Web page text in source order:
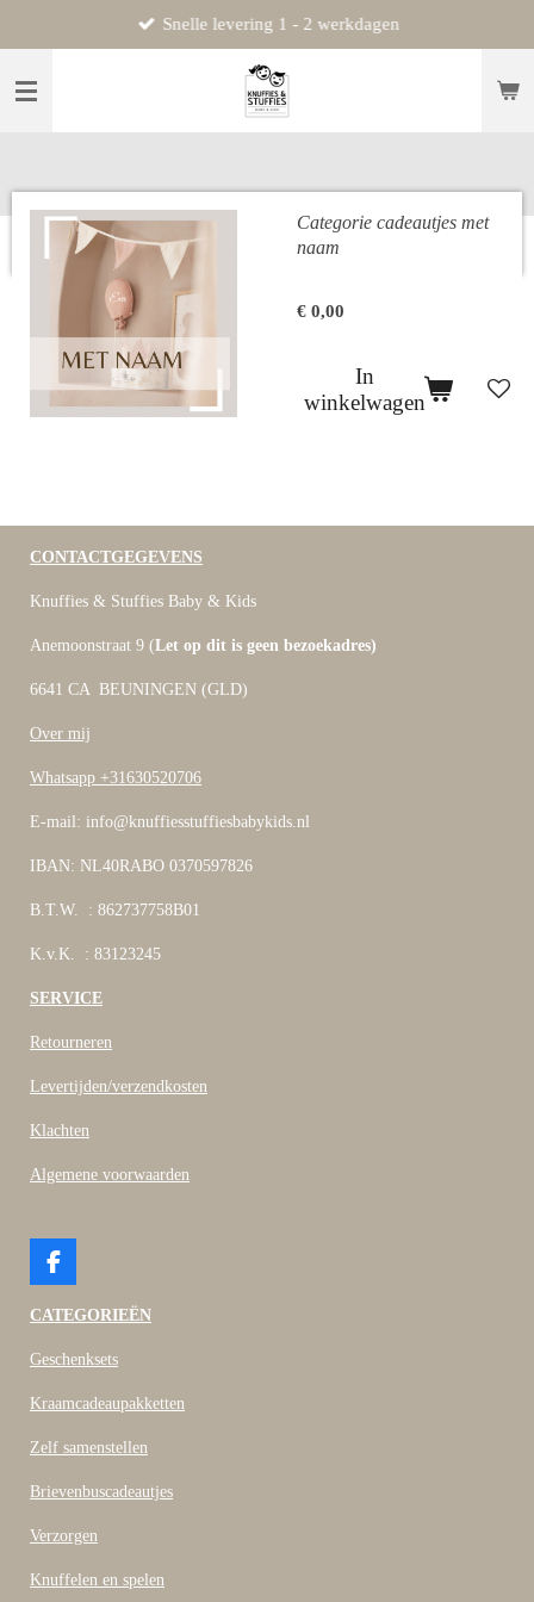
direct
naar
Snelle levering 1 - 2 werkdagen
Categorie cadeautjes met
naam
€ 0,00
In
winkelwagen
CONTACTGEGEVENS
Knuffies & Stuffies Baby & Kids
Anemoonstraat 9 (Let op dit is geen bezoekadres)
6641 CA BEUNINGEN (GLD)
Over mij
Whatsapp +31630520706
E-mail: info@knuffiesstuffiesbabykids.nl
IBAN: NL40RABO 0370597826
B.T.W. : 862737758B01
K.v.K. : 83123245
SERVICE
Retourneren
Levertijden/verzendkosten
Klachten
Algemene voorwaarden
F
c
b
o
CATEGORIEËN
Geschenksets
Kraamcadeaupakketten
Zelf samenstellen
Brievenbuscadeautjes
Verzorgen
Knuffelen en spelen